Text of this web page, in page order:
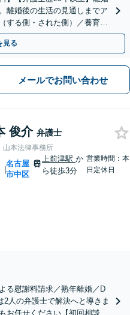
離婚後の生活の見通しまでア
する側・された側）／養育費
連れ相談可】
見る
メールでお問い合わせ
俊介 弁護士
山本法律事務所
|
名古屋
市中区
上前津駅か
ら徒歩3分
営業時間：本
日定休日
る慰謝料請求／熟年離婚／D
人の弁護士で解決へと導きま
お任せください【初回相談無